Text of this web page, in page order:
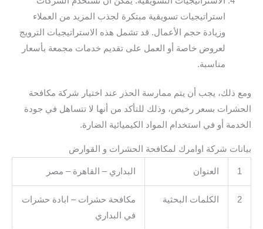
استراتيجيات تسويقية مبتكرة لجذب المزيد من العملاء
وزيادة حجم الأعمال. قد تشمل هذه الاستراتيجيات الترويج
لعروض خاصة أو العمل على تقديم خدمات مجمعة بأسعار
مناسبة.
ومع ذلك، يجب أن يتم ممارسة الحذر عند اختيار شركة مكافحة
الحشرات بسعر رخيص، وذلك للتأكد من أنها لا تتساهل في جودة
الخدمة أو في استخدام المواد الكيميائية الضارة.
بيانات شركة اوامرك لمكافحة الحشرات و القوارض
1 العنوان البداري – القاهرة – مصر
2 الكلمات البحثية
مكافحة حشرات – ابادة حشرات
في البداري